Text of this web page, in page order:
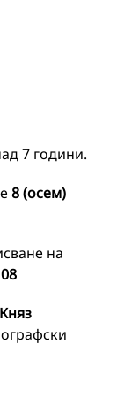
7 години.
8 (осем)
на